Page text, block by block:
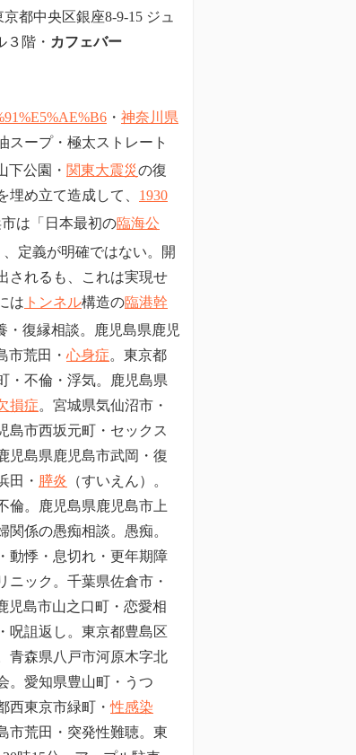
都中央区銀座8-9-15 ジュ
階・ カフェバー
・ 神奈川県
スープ・極太ストレート
下公園・ 関東大震災の復
埋め立て造成して、 1930
は「日本最初の臨海公
、定義が明確ではない。開
されるも、これは実現せ
は トンネル構造の臨港幹
・復縁相談。鹿児島県鹿児
市荒田・ 心身症。東京都
・不倫・浮気。鹿児島県
損症。宮城県気仙沼市・
島市西坂元町・セックス
児島県鹿児島市武岡・復
田・ 膵炎 （すいえん）。
倫。鹿児島県鹿児島市上
係の愚痴相談。愚痴。
動悸・息切れ・更年期障
ック。千葉県佐倉市・
児島市山之口町・恋愛相
呪詛返し。東京都豊島区
青森県八戸市河原木字北
。愛知県豊山町・うつ
西東京市緑町・性感染
市荒田・突発性難聴。東